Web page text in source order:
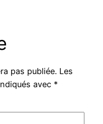
pas publiée. Les
avec *